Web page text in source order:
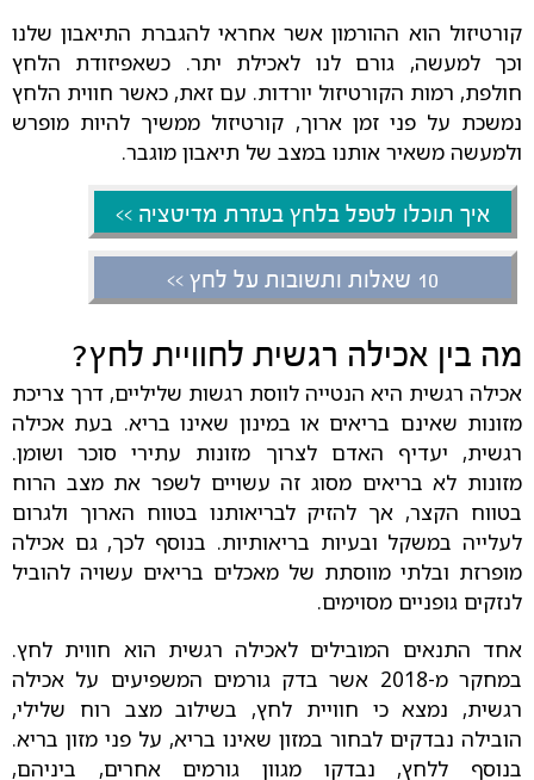
קורטיזול הוא ההורמון אשר אחראי להגברת התיאבון שלנו
וכך למעשה, גורם לנו לאכילת יתר. כשאפיזודת הלחץ
חולפת, רמות הקורטיזול יורדות. עם זאת, כאשר חווית הלחץ
נמשכת על פני זמן ארוך, קורטיזול ממשיך להיות מופרש
ולמעשה משאיר אותנו במצב של תיאבון מוגבר.
איך תוכלו לטפל בלחץ בעזרת מדיטציה >>
10 שאלות ותשובות על לחץ >>
מה בין אכילה רגשית לחוויית לחץ?
אכילה רגשית היא הנטייה לווסת רגשות שליליים, דרך צריכת
מזונות שאינם בריאים או במינון שאינו בריא. בעת אכילה
רגשית, יעדיף האדם לצרוך מזונות עתירי סוכר ושומן.
מזונות לא בריאים מסוג זה עשויים לשפר את מצב הרוח
בטווח הקצר, אך להזיק לבריאותנו בטווח הארוך ולגרום
לעלייה במשקל ובעיות בריאותיות. בנוסף לכך, גם אכילה
מופרזת ובלתי מווסתת של מאכלים בריאים עשויה להוביל
לנזקים גופניים מסוימים.
אחד התנאים המובילים לאכילה רגשית הוא חווית לחץ.
במחקר מ-2018 אשר בדק גורמים המשפיעים על אכילה
רגשית, נמצא כי חוויית לחץ, בשילוב מצב רוח שלילי,
הובילה נבדקים לבחור במזון שאינו בריא, על פני מזון בריא.
בנוסף ללחץ, נבדקו מגוון גורמים אחרים, ביניהם,